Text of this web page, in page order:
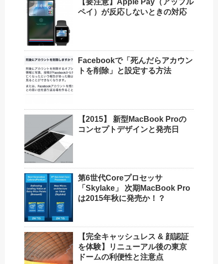
ペイ）が反応しないときの対応
Facebookで「死んだらアカウン
トを削除」と設定する方法
【2015】 新型MacBook Proの
コンセプトデザインと発売日
第6世代Coreプロセッサ
「Skylake」 次期MacBook Pro
は2015年秋に発売か！？
【完全キャッシュレス & 顔認証
を体験】リニューアル後の東京
ドームの利便性と注意点